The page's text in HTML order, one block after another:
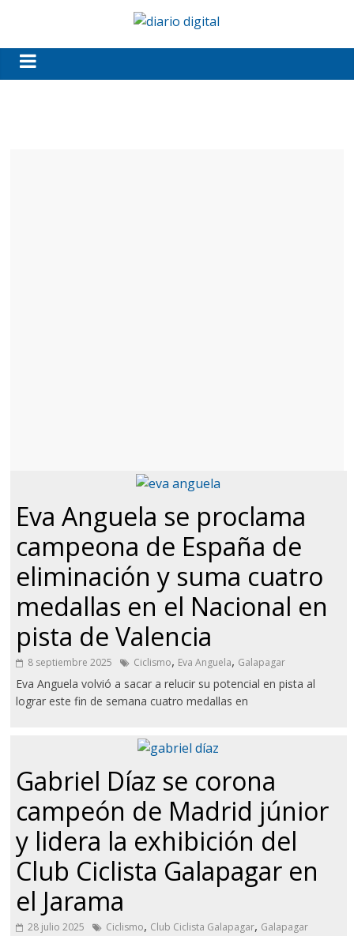
Eva Anguela se proclama
campeona de España de
eliminación y suma cuatro
medallas en el Nacional en
pista de Valencia
8 septiembre 2025 Ciclismo, Eva Anguela, Galapagar
Eva Anguela volvió a sacar a relucir su potencial en pista al
lograr este fin de semana cuatro medallas en
Gabriel Díaz se corona
campeón de Madrid júnior
y lidera la exhibición del
Club Ciclista Galapagar en
el Jarama
28 julio 2025 Ciclismo, Club Ciclista Galapagar, Galapagar